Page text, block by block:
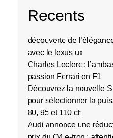
Recents
découverte de
avec le lexus ux
Charles Leclerc :
passion Ferrari en F1
Découvrez la nouvelle
pour sélectionner la
80, 95 et 110 ch
Audi annonce une